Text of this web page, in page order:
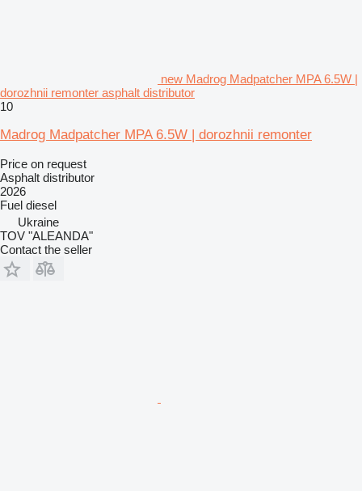
new Madrog Madpatcher MPA 6.5W |
dorozhnii remonter asphalt distributor
10
Madrog Madpatcher MPA 6.5W | dorozhnii remonter
Price on request
Asphalt distributor
2026
Fuel diesel
Ukraine
TOV "ALEANDA"
Contact the seller